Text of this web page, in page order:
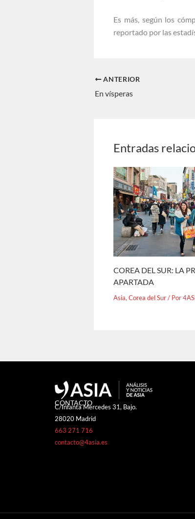
Es más, según los
reportado por las
ANTERIOR
En vísperas
Entradas
COREA DEL SUR: LA
APARTADA
Asia, Corea del Sur/ Por
CONTACTO
C/Infanta Mercedes 31, Bajo.
28020 Madrid
663 271 716
contacto@4asia.es